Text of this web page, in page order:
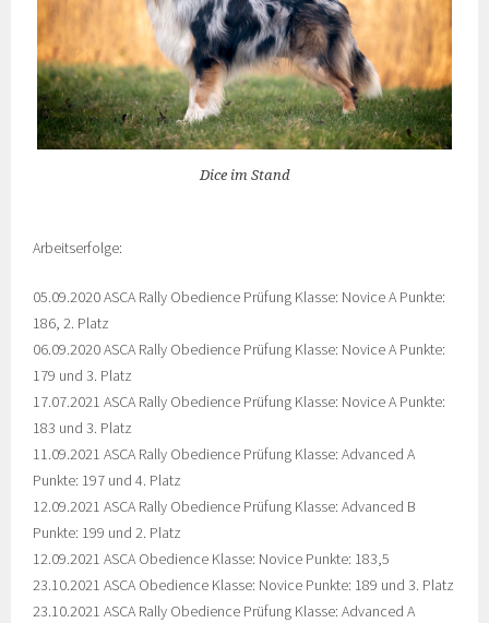
Dice im Stand
Arbeitserfolge:
05.09.2020 ASCA Rally Obedience Prüfung Klasse: Novice A Punkte:
186, 2. Platz
06.09.2020 ASCA Rally Obedience Prüfung Klasse: Novice A Punkte:
179 und 3. Platz
17.07.2021 ASCA Rally Obedience Prüfung Klasse: Novice A Punkte:
183 und 3. Platz
11.09.2021 ASCA Rally Obedience Prüfung Klasse: Advanced A
Punkte: 197 und 4. Platz
12.09.2021 ASCA Rally Obedience Prüfung Klasse: Advanced B
Punkte: 199 und 2. Platz
12.09.2021 ASCA Obedience Klasse: Novice Punkte: 183,5
23.10.2021 ASCA Obedience Klasse: Novice Punkte: 189 und 3. Platz
23.10.2021 ASCA Rally Obedience Prüfung Klasse: Advanced A